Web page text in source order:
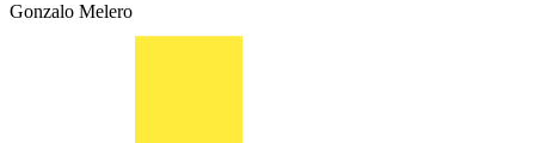
Gonzalo Melero